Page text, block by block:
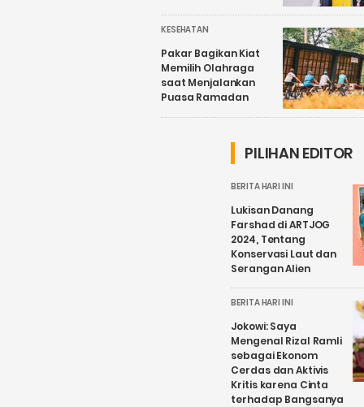
KESEHATAN
Pakar Bagikan Kiat
Memilih Olahraga
saat Menjalankan
Puasa Ramadan
PILIHAN EDITOR
BERITA HARI INI
Lukisan Danang
Farshad di ARTJOG
2024, Tentang
Konservasi Laut dan
Serangan Alien
BERITA HARI INI
Jokowi: Saya
Mengenal Rizal Ramli
sebagai Ekonom
Cerdas dan Aktivis
Kritis karena Cinta
terhadap Bangsanya